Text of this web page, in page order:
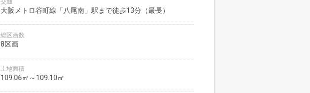
交通
大阪メトロ谷町線「八尾南」駅まで徒歩13分（最長）
総区画数
8区画
土地面積
109.06㎡～109.10㎡